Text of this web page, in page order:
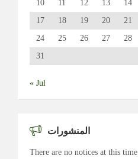
10
11 12 13 14
17
18 19 20 21
24
25 26 27 28
31
« Jul
المنشورات
There are no notices at this time.